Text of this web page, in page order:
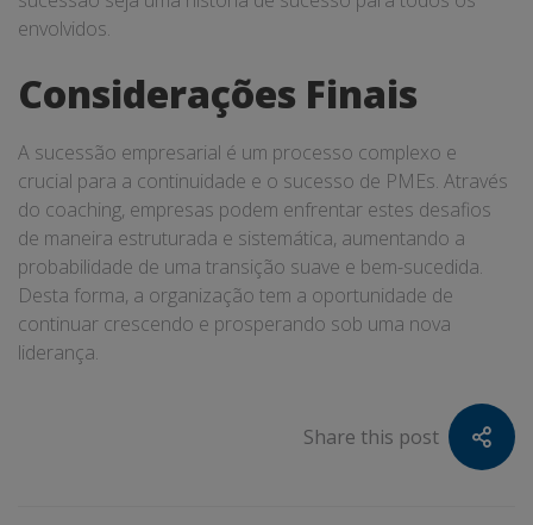
envolvidos.
Considerações Finais
A sucessão empresarial é um processo complexo e
crucial para a continuidade e o sucesso de PMEs. Através
do coaching, empresas podem enfrentar estes desafios
de maneira estruturada e sistemática, aumentando a
probabilidade de uma transição suave e bem-sucedida.
Desta forma, a organização tem a oportunidade de
continuar crescendo e prosperando sob uma nova
liderança.
Share this post